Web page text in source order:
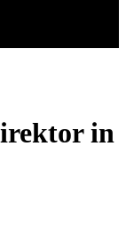
in